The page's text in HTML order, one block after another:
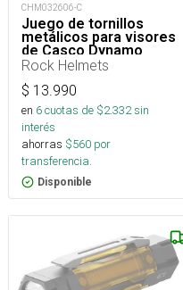
CHM032606-C
Juego de tornillos
metálicos para visores
de Casco Dynamo
Rock Helmets
$ 13.990
en 6cuotas de $2.332sin
interés
ahorras $560 por
transferencia.
Disponible